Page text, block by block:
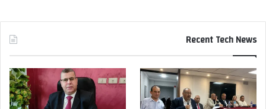
Recent Tech News